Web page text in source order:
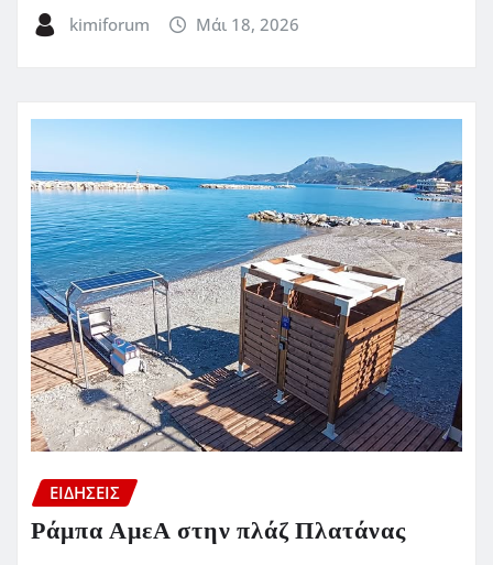
kimiforum Μάι 18, 2026
ΕΙΔΗΣΕΙΣ
Ράμπα ΑμεΑ στην πλάζ Πλατάνας